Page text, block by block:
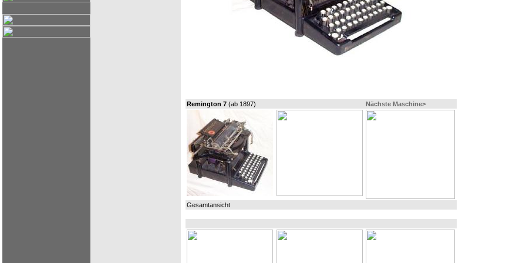
Remington 7 (ab 1897) Nächste Maschine>
Gesamtansicht